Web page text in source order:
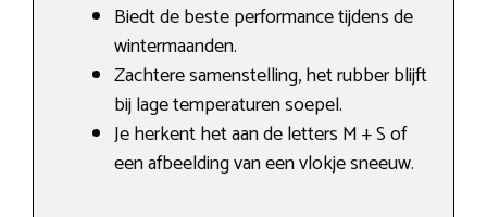
Biedt de beste performance tijdens de
wintermaanden.
Zachtere samenstelling, het rubber blijft
bij lage temperaturen soepel.
Je herkent het aan de letters M + S of
een afbeelding van een vlokje sneeuw.